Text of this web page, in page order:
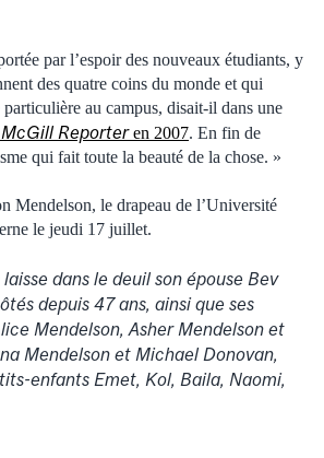
par l’espoir des nouveaux étudiants, y
des quatre coins du monde et qui
au campus, disait-il dans une
McGill Reporteren 2007. En fin de
qui fait toute la beauté de la chose. »
Mendelson, le drapeau de l’Université
le jeudi 17 juillet.
dans le deuil son épouse Bev
depuis 47 ans, ainsi que ses
Mendelson, Asher Mendelson et
Mendelson et Michael Donovan,
enfants Emet, Kol, Baila, Naomi,